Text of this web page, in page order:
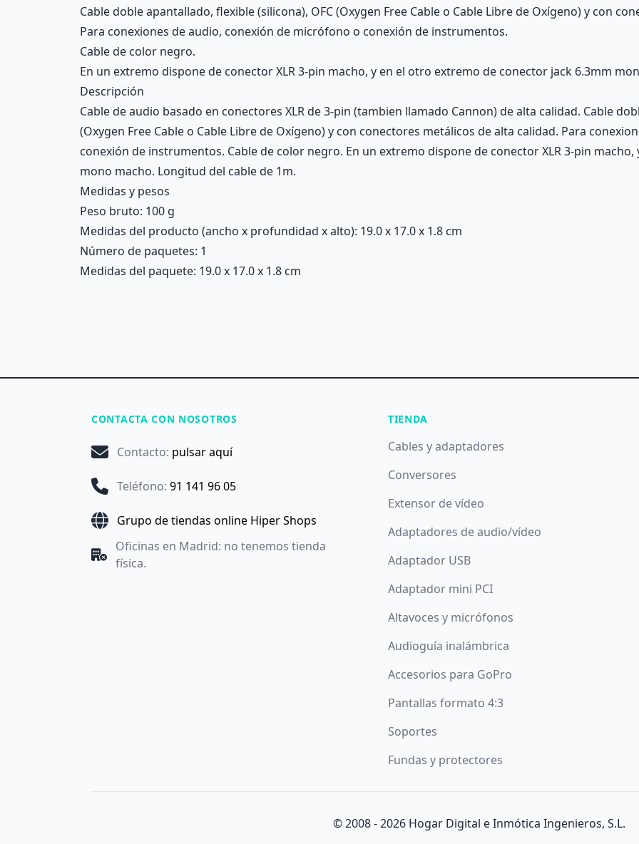
Cable doble apantallado, flexible (silicona), OFC (Oxygen Free Cable o Cable Libre de Oxígeno) y con
Para conexiones de audio, conexión de micrófono o conexión de instrumentos.
Cable de color negro.
En un extremo dispone de conector XLR 3-pin macho, y en el otro extremo de conector jack 6.3mm
Descripción
Cable de audio basado en conectores XLR de 3-pin (tambien llamado Cannon) de alta calidad. Cable
(Oxygen Free Cable o Cable Libre de Oxígeno) y con conectores metálicos de alta calidad. Para
conexión de instrumentos. Cable de color negro. En un extremo dispone de conector XLR 3-pin
mono macho. Longitud del cable de 1m.
Medidas y pesos
Peso bruto: 100 g
Medidas del producto (ancho x profundidad x alto): 19.0 x 17.0 x 1.8 cm
Número de paquetes: 1
Medidas del paquete: 19.0 x 17.0 x 1.8 cm
CONTACTA CON NOSOTROS
Contacto: pulsar aquí
Teléfono: 91 141 96 05
Grupo de tiendas online Hiper Shops
Oficinas en Madrid: no tenemos tienda
física.
TIENDA
Cables y adaptadores
Conversores
Extensor de vídeo
Adaptadores de audio/vídeo
Adaptador USB
Adaptador mini PCI
Altavoces y micrófonos
Audioguía inalámbrica
Accesorios para GoPro
Pantallas formato 4:3
Soportes
Fundas y protectores
© 2008 -2026 Hogar Digital e Inmótica Ingenieros, S.L.
o saber más y configurarlas pulsando el botónConfigurar.